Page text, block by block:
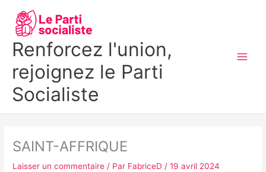
contenu
Renforcez l'union,
rejoignez le Parti
Socialiste
SAINT-AFFRIQUE
Laisser un commentaire / Par FabriceD/19 avril 2024